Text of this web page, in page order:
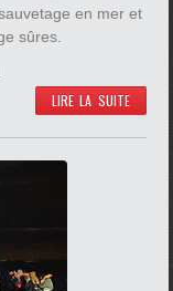
en mer et
sûres.
LIRE LA SUITE